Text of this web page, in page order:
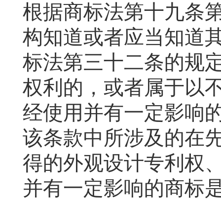
根据商标法第十九条
构知道或者应当知道
标法第三十二条的规
权利的，或者属于以
经使用并有一定影响
该条款中所涉及的在
得的外观设计专利权
并有一定影响的商标